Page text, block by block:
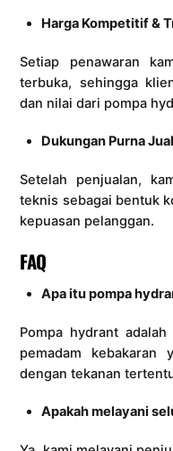
Harga Kompetitif &
Setiap penawaran
terbuka, sehingga
dan nilai dari pompa
Dukungan Purna
Setelah penjualan,
teknis sebagai bentuk
kepuasan pelanggan.
FAQ
Apa itu pompa
Pompa hydrant
pemadam kebakaran
dengan tekanan
Apakah melayani